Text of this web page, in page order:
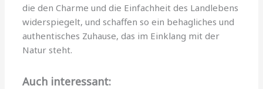
die den Charme und die Einfachheit des Landlebens
widerspiegelt, und schaffen so ein behagliches und
authentisches Zuhause, das im Einklang mit der
Natur steht.
Auch interessant: